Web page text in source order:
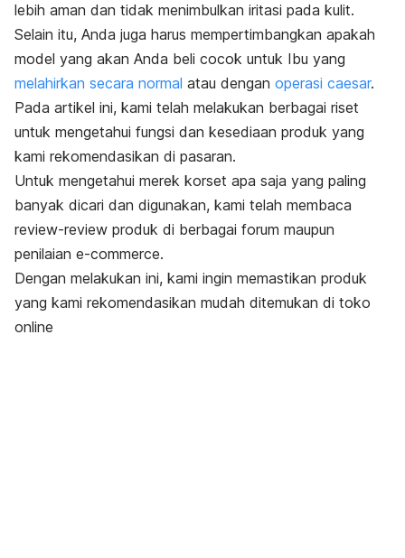
lebih aman dan tidak menimbulkan iritasi pada kulit.
Selain itu, Anda juga harus mempertimbangkan apakah
model yang akan Anda beli cocok untuk Ibu yang
melahirkan secara normal atau dengan operasi caesar.
Pada artikel ini, kami telah melakukan berbagai riset
untuk mengetahui fungsi dan kesediaan produk yang
kami rekomendasikan di pasaran.
Untuk mengetahui merek korset apa saja yang paling
banyak dicari dan digunakan, kami telah membaca
review-review produk di berbagai forum maupun
penilaian e-commerce.
Dengan melakukan ini, kami ingin memastikan produk
yang kami rekomendasikan mudah ditemukan di toko
online